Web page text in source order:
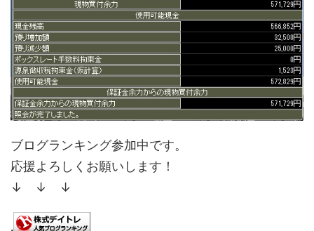
ブログランキング参加中です。
応援よろしくお願いします！
↓ ↓ ↓
.